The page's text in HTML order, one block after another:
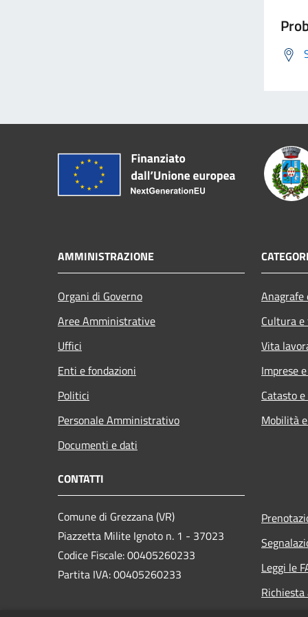
AMMINISTRAZIONE
Organi di Governo
Aree Amministrative
Uffici
Enti e fondazioni
Politici
Personale Amministrativo
Documenti e dati
Cultura
Vita
Imprese
Catasto
Mobilità
CONTATTI
Comune di Grezzana (VR)
Piazzetta Milite Ignoto n. 1 - 37023
Codice Fiscale: 00405260233
Partita IVA: 00405260233
Leggi le